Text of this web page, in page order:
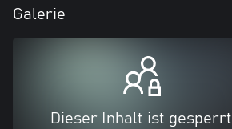
Galerie
Dieser Inhalt ist gesperrt